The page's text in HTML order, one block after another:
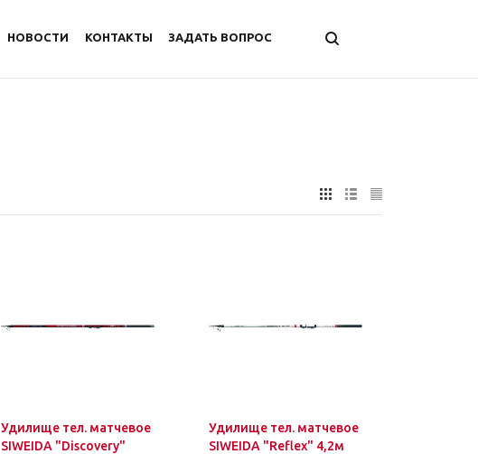
НОВОСТИ КОНТАКТЫ ЗАДАТЬ ВОПРОС
Удилище тел. матчевое
SIWEIDA "Discovery"
Удилище тел. матчевое
SIWEIDA "Reflex" 4,2м